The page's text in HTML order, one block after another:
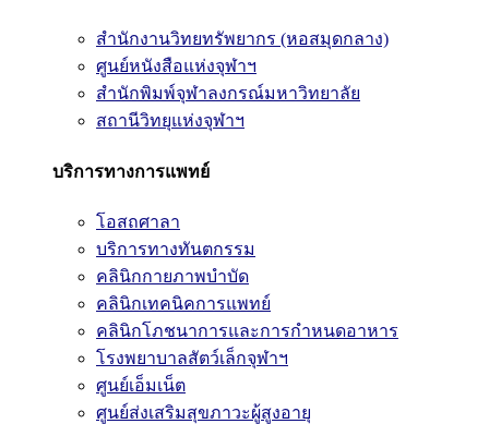
สำนักงานวิทยทรัพยากร (หอสมุดกลาง)
ศูนย์หนังสือแห่งจุฬาฯ
สำนักพิมพ์จุฬาลงกรณ์มหาวิทยาลัย
สถานีวิทยุแห่งจุฬาฯ
บริการทางการแพทย์
โอสถศาลา
บริการทางทันตกรรม
คลินิกกายภาพบำบัด
คลินิกเทคนิคการแพทย์
คลินิกโภชนาการและการกำหนดอาหาร
โรงพยาบาลสัตว์เล็กจุฬาฯ
ศูนย์เอ็มเน็ต
ศูนย์ส่งเสริมสุขภาวะผู้สูงอายุ